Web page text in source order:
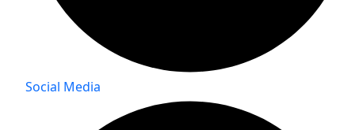
Social Media